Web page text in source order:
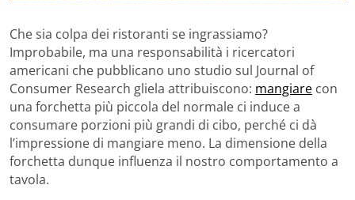
Che sia colpa dei ristoranti se ingrassiamo?
Improbabile, ma una responsabilità i ricercatori
americani che pubblicano uno studio sul Journal of
Consumer Research gliela attribuiscono: mangiare con
una forchetta più piccola del normale ci induce a
consumare porzioni più grandi di cibo, perché ci dà
l’impressione di mangiare meno. La dimensione della
forchetta dunque influenza il nostro comportamento a
tavola.